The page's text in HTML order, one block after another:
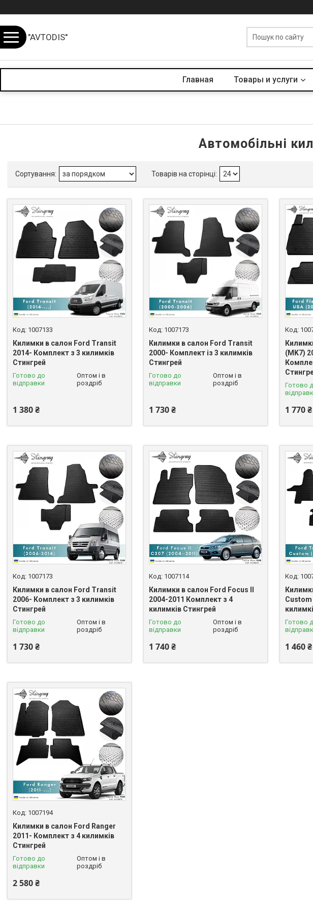
"AVTODIS"
Главная Товары и услуги
Автомобільні
1007133
Килимки в салон Ford Transit
2014- Комплект з 3 килимків
Стингрей
Готово до
відправки
Оптом і в
роздріб
1 380 ₴
1007173
Килимки в салон Ford Transit
2000- Комплект із 3 килимків
Стингрей
Готово до
відправки
Оптом і в
роздріб
1 730 ₴
(MK7)
Готово
1 770 ₴
1007173
Килимки в салон Ford Transit
2006- Комплект з 3 килимків
Стингрей
Готово до
відправки
Оптом і в
роздріб
1 730 ₴
1007114
Килимки в салон Ford Focus II
2004-2011 Комплект з 4
килимків Стингрей
Готово до
відправки
Оптом і в
роздріб
1 740 ₴
Готово
1 460 ₴
1007194
Килимки в салон Ford Ranger
2011- Комплект з 4 килимків
Стингрей
Готово до
відправки
Оптом і в
роздріб
2 580 ₴